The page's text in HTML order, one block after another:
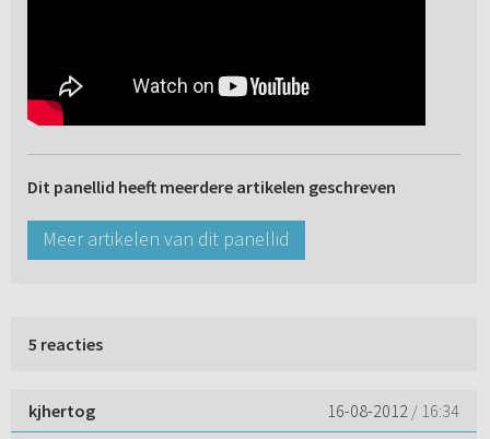
Dit panellid heeft meerdere artikelen geschreven
Meer artikelen van dit panellid
5 reacties
kjhertog 16-08-2012 / 16:34